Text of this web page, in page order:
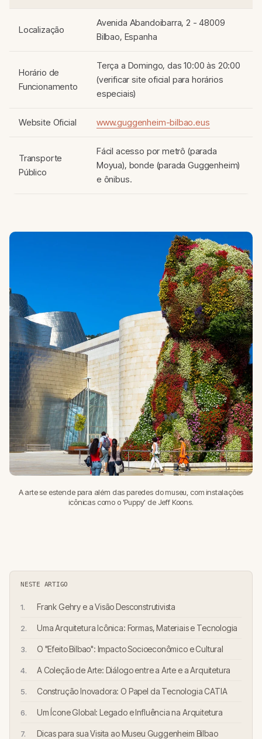
Localização
Avenida Abandoibarra, 2 - 48009
Bilbao, Espanha
Horário de
Funcionamento
Terça a Domingo, das 10:00 às 20:00
(verificar site oficial para horários
especiais)
Website Oficial www.guggenheim-bilbao.eus
Transporte
Público
Fácil acesso por metrô (parada
Moyua), bonde (parada Guggenheim)
e ônibus.
A arte se estende para além das paredes do museu, com instalações
icônicas como o 'Puppy' de Jeff Koons.
NESTE ARTIGO
Frank Gehry e a Visão Desconstrutivista
Uma Arquitetura Icônica: Formas, Materiais e Tecnologia
O "Efeito Bilbao": Impacto Socioeconômico e Cultural
A Coleção de Arte: Diálogo entre a Arte e a Arquitetura
Construção Inovadora: O Papel da Tecnologia CATIA
Um Ícone Global: Legado e Influência na Arquitetura
Dicas para sua Visita ao Museu Guggenheim Bilbao